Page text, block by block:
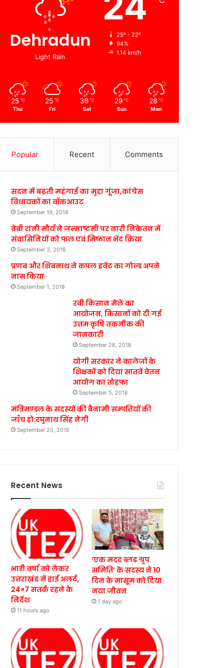
Dehradun
Light Rain
25º - 22º
94%
1.14 km/h
25 ℃
Thu
25 ℃
Fri
30 ℃
Sat
29 ℃
Sun
28 ℃
Mon
Popular Recent Comments
सदन में बढ़ती महंगाई का मुद्दा गूंजा,कांग्रेस
विधायकों का वॉकआउट
September 19, 2018
बेबी रानी मौर्य ने जन्माष्टमी पर नारी निकेतन में
संवासिनियों को फल एवं मिष्ठान भेंट किया
September 3, 2018
प्रणब और शिबनाथ ने कपल इवेंट का गोल्ड अपने
नाम किया
September 1, 2018
रबी किसान मेले का
आयोजन, किसानों को दी गई
उत्तम कृषि तकनीक की
जानकारी
September 28, 2018
योगी सरकार ने कालेजों के
शिक्षकों को दिया सातवें वेतन
आयोग का तोहफा
September 5, 2018
मंत्रिमण्डल के सदस्यों की बैनामी सम्पत्तियों की
जाँच हो:रघुनाथ सिंह नेगी
September 20, 2018
Recent News
भारी वर्षा को लेकर
उत्तराखंड में हाई अलर्ट,
24×7 सतर्क रहने के
निर्देश
11 hours ago
‘एक मदद ब्लड ग्रुप
समिति’ के सदस्य ने 10
दिन के मासूम को दिया
नया जीवन
1 day ago